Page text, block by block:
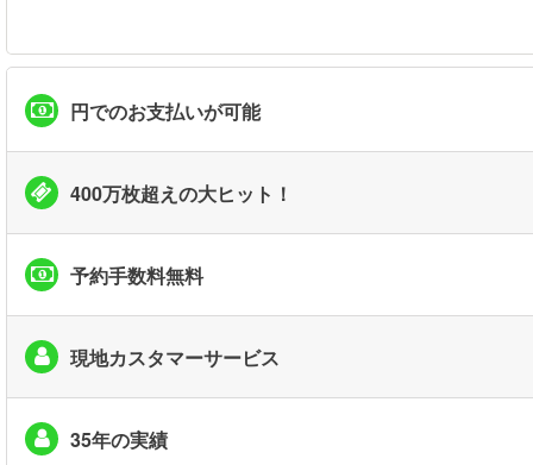
円でのお支払いが可能
400万枚超えの大ヒット！
予約手数料無料
現地カスタマーサービス
35年の実績